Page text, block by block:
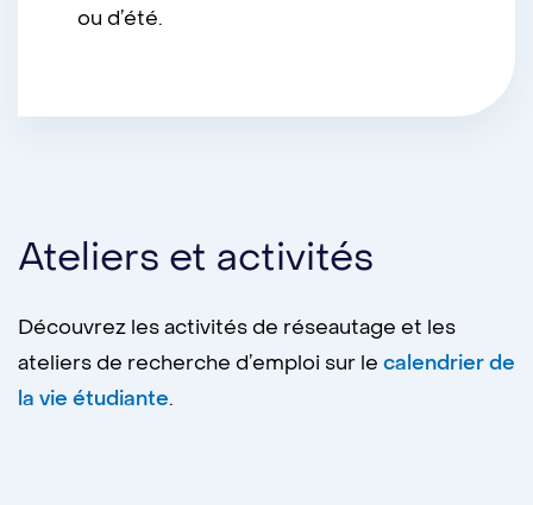
ou d’été.
Ateliers et activités
Découvrez les activités de réseautage et les
ateliers de recherche d’emploi sur le calendrier de
la vie étudiante.